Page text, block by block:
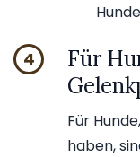
4
Für
Für
haben,